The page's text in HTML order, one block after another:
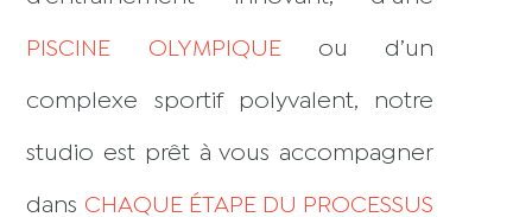
PISCINE OLYMPIQUE ou d’un
complexe sportif polyvalent, notre
studio est prêt à vous accompagner
dans CHAQUE ÉTAPE DU PROCESSUS